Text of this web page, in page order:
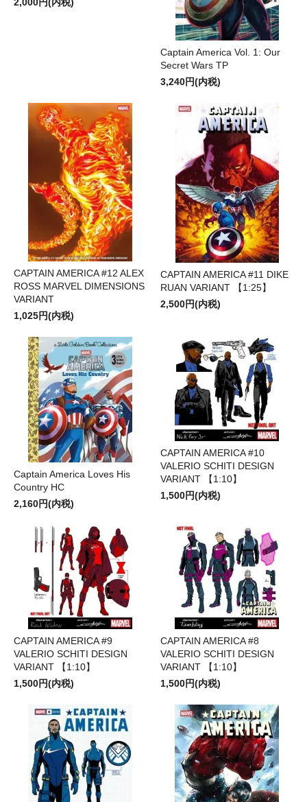
Captain America Vol. 1: Our
Secret Wars TP
3,240円(内税)
CAPTAIN AMERICA #12 ALEX
ROSS MARVEL DIMENSIONS
VARIANT
1,025円(内税)
CAPTAIN AMERICA #11 DIKE
RUAN VARIANT 【1:25】
2,500円(内税)
Captain America Loves His
Country HC
2,160円(内税)
CAPTAIN AMERICA #10
VALERIO SCHITI DESIGN
VARIANT 【1:10】
1,500円(内税)
CAPTAIN AMERICA #9
VALERIO SCHITI DESIGN
VARIANT 【1:10】
1,500円(内税)
CAPTAIN AMERICA #8
VALERIO SCHITI DESIGN
VARIANT 【1:10】
1,500円(内税)